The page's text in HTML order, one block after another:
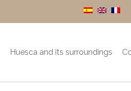
Huesca and its surroundings